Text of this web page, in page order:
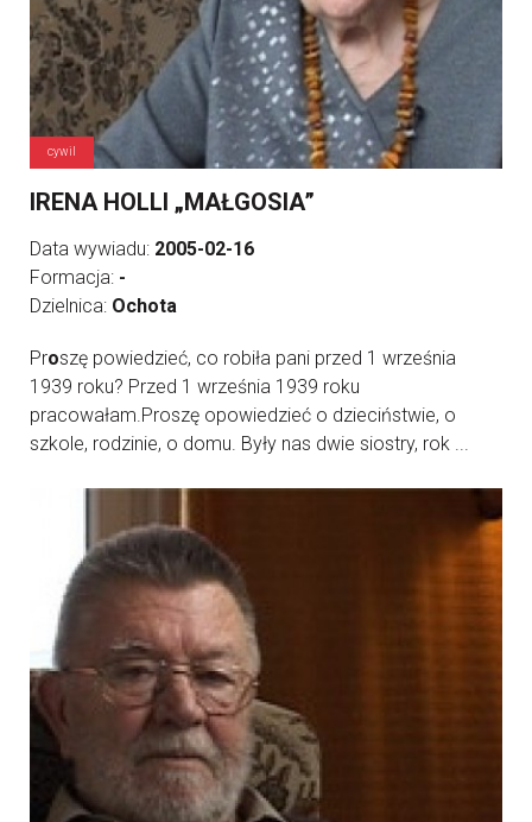
cywil
IRENA HOLLI „MAŁGOSIA”
Data wywiadu: 2005-02-16
Formacja: -
Dzielnica: Ochota
Proszę powiedzieć, co robiła pani przed 1 września
1939 roku? Przed 1 września 1939 roku
pracowałam.Proszę opowiedzieć o dzieciństwie, o
szkole, rodzinie, o domu. Były nas dwie siostry, rok ...